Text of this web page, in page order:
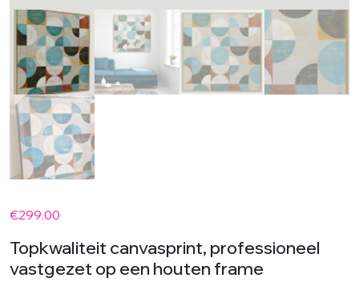
€299.00
Topkwaliteit canvasprint, professioneel
vastgezet op een houten frame